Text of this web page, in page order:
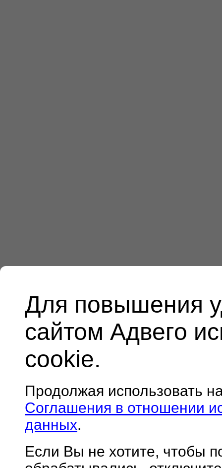
Для повышения
сайтом Адвего
cookie.
Продолжая использовать
Соглашения в отношении
данных.
Если Вы не хотите, чтобы